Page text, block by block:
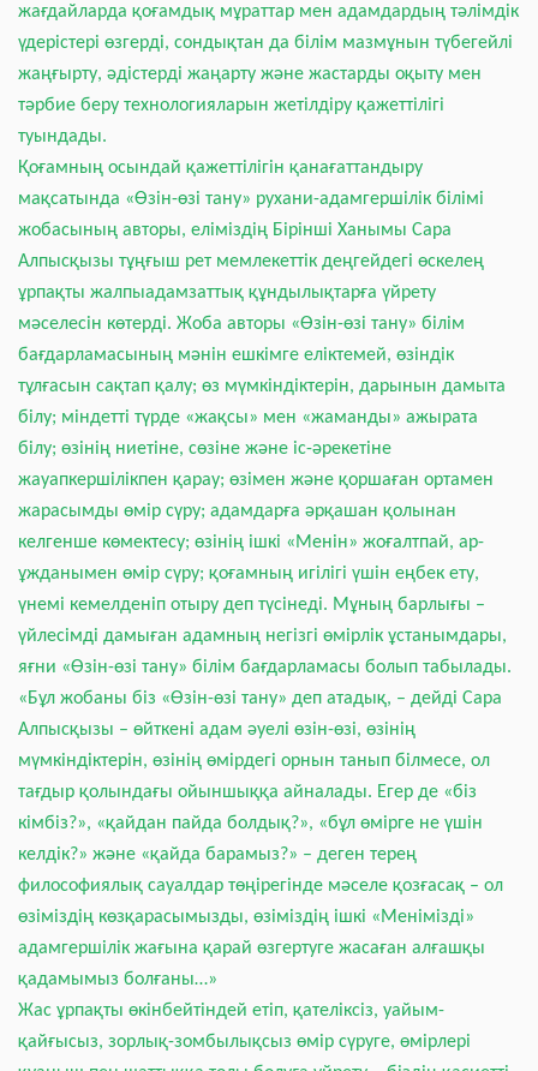
жағдайларда қоғамдық мұраттар мен адамдардың тәлімдік
үдерістері өзгерді, сондықтан да білім мазмұнын түбегейлі
жаңғырту, әдістерді жаңарту және жастарды оқыту мен
тәрбие беру технологияларын жетілдіру қажеттілігі
туындады.
Қоғамның осындай қажеттілігін қанағаттандыру
мақсатында «Өзін-өзі тану» рухани-адамгершілік білімі
жобасының авторы, еліміздің Бірінші Ханымы Сара
Алпысқызы тұңғыш рет мемлекеттік деңгейдегі өскелең
ұрпақты жалпыадамзаттық құндылықтарға үйрету
мәселесін көтерді. Жоба авторы «Өзін-өзі тану» білім
бағдарламасының мәнін ешкімге еліктемей, өзіндік
тұлғасын сақтап қалу; өз мүмкіндіктерін, дарынын дамыта
білу; міндетті түрде «жақсы» мен «жаманды» ажырата
білу; өзінің ниетіне, сөзіне және іс-әрекетіне
жауапкершілікпен қарау; өзімен және қоршаған ортамен
жарасымды өмір сүру; адамдарға әрқашан қолынан
келгенше көмектесу; өзінің ішкі «Менін» жоғалтпай, ар-
ұжданымен өмір сүру; қоғамның игілігі үшін еңбек ету,
үнемі кемелденіп отыру деп түсінеді. Мұның барлығы –
үйлесімді дамыған адамның негізгі өмірлік ұстанымдары,
яғни «Өзін-өзі тану» білім бағдарламасы болып табылады.
«Бұл жобаны біз «Өзін-өзі тану» деп атадық, – дейді Сара
Алпысқызы – өйткені адам әуелі өзін-өзі, өзінің
мүмкіндіктерін, өзінің өмірдегі орнын танып білмесе, ол
тағдыр қолындағы ойыншыққа айналады. Егер де «біз
кімбіз?», «қайдан пайда болдық?», «бұл өмірге не үшін
келдік?» және «қайда барамыз?» – деген терең
философиялық сауалдар төңірегінде мәселе қозғасақ – ол
өзіміздің көзқарасымызды, өзіміздің ішкі «Менімізді»
адамгершілік жағына қарай өзгертуге жасаған алғашқы
қадамымыз болғаны…»
Жас ұрпақты өкінбейтіндей етіп, қателіксіз, уайым-
қайғысыз, зорлық-зомбылықсыз өмір сүруге, өмірлері